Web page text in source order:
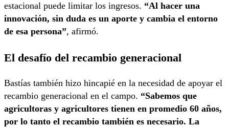
estacional puede limitar los ingresos. “Al hacer una
innovación, sin duda es un aporte y cambia el entorno
de esa persona”, afirmó.
El desafío del recambio generacional
Bastías también hizo hincapié en la necesidad de apoyar el
recambio generacional en el campo. “Sabemos que
agricultoras y agricultores tienen en promedio 60 años,
por lo tanto el recambio también es necesario. La